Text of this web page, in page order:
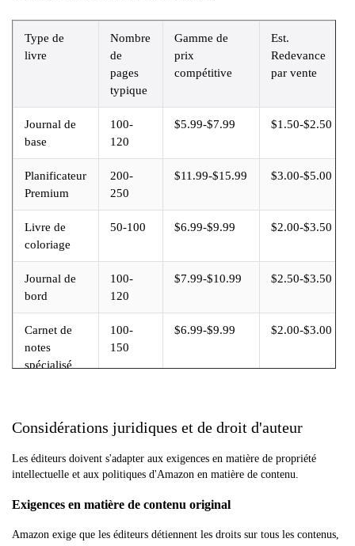
Type de
livre
Nombre
de
pages
typique
Gamme de
prix
compétitive
Est.
Redevance
par vente
Journal de
base
100-
120
$5.99-$7.99 $1.50-$2.50
Planificateur
Premium
200-
250
$11.99-$15.99 $3.00-$5.00
Livre de
coloriage
50-100 $6.99-$9.99 $2.00-$3.50
Journal de
bord
100-
120
$7.99-$10.99 $2.50-$3.50
Carnet de
notes
spécialisé
100-
150
$6.99-$9.99 $2.00-$3.00
Considérations juridiques et de droit d'auteur
Les éditeurs doivent s'adapter aux exigences en matière de propriété
intellectuelle et aux politiques d'Amazon en matière de contenu.
Exigences en matière de contenu original
Amazon exige que les éditeurs détiennent les droits sur tous les contenus,